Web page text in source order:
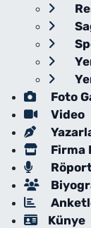
Foto
Video
Firma
Künye